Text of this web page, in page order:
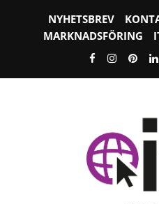
NYHETSBREV
MARKNADSFÖRING